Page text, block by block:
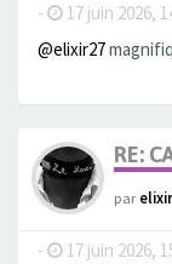
- 17 juin 2026,
@elixir27
RE:
par
- 17 juin 2026,